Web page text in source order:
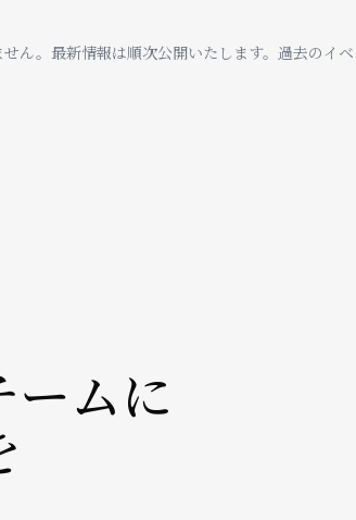
ん。最新情報は順次公開いたします。過去のイ
ームに